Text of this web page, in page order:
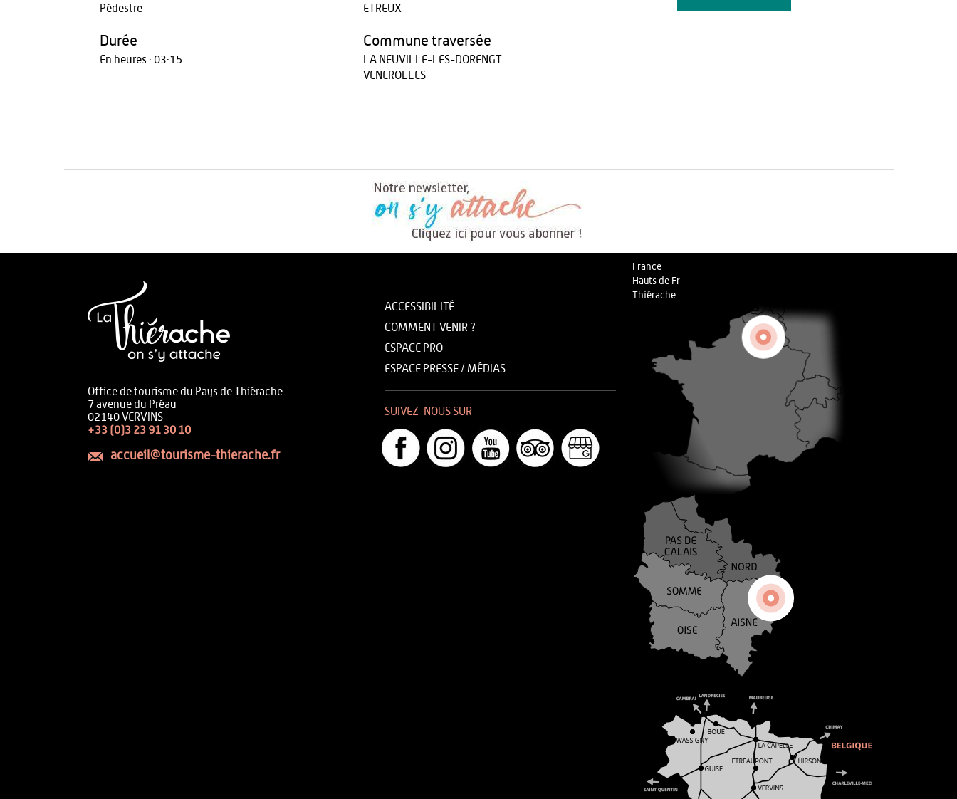
Pédestre ETREUX
Durée
En heures : 03:15
Commune traversée
LA NEUVILLE-LES-DORENGT
VENEROLLES
Office de tourisme du Pays de Thiérache
7 avenue du Préau
02140 VERVINS
+33 (0)3 23 91 30 10
accueil@tourisme-thierache.fr
ACCESSIBILITÉ
COMMENT VENIR ?
ESPACE PRO
ESPACE PRESSE / MÉDIAS
SUIVEZ-NOUS SUR
France
Hauts de Fr
Thiérache